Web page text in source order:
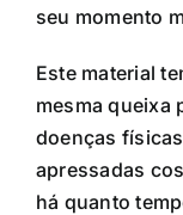
seu momento
Este material
mesma queixa
doenças
apressadas
há quanto